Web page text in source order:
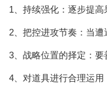
1、持续强化：逐步提
2、把控进攻节奏：当
3、战略位置的择定：要
4、对道具进行合理运用